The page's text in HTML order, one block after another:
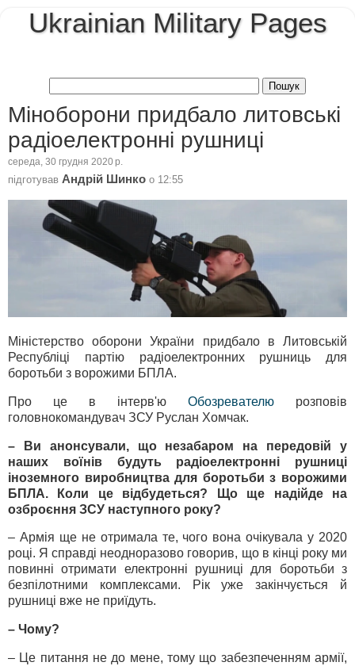
Ukrainian Military Pages
Міноборони придбало литовські
радіоелектронні рушниці
середа, 30 грудня 2020 р.
підготував Андрій Шинко о 12:55
Міністерство оборони України придбало в Литовській
Республіці партію радіоелектронних рушниць для
боротьби з ворожими БПЛА.
Про це в інтерв'ю Обозревателю розповів
головнокомандувач ЗСУ Руслан Хомчак.
– Ви анонсували, що незабаром на передовій у
наших воїнів будуть радіоелектронні рушниці
іноземного виробництва для боротьби з ворожими
БПЛА. Коли це відбудеться? Що ще надійде на
озброєння ЗСУ наступного року?
– Армія ще не отримала те, чого вона очікувала у 2020
році. Я справді неодноразово говорив, що в кінці року ми
повинні отримати електронні рушниці для боротьби з
безпілотними комплексами. Рік уже закінчується й
рушниці вже не приїдуть.
– Чому?
– Це питання не до мене, тому що забезпеченням армії,